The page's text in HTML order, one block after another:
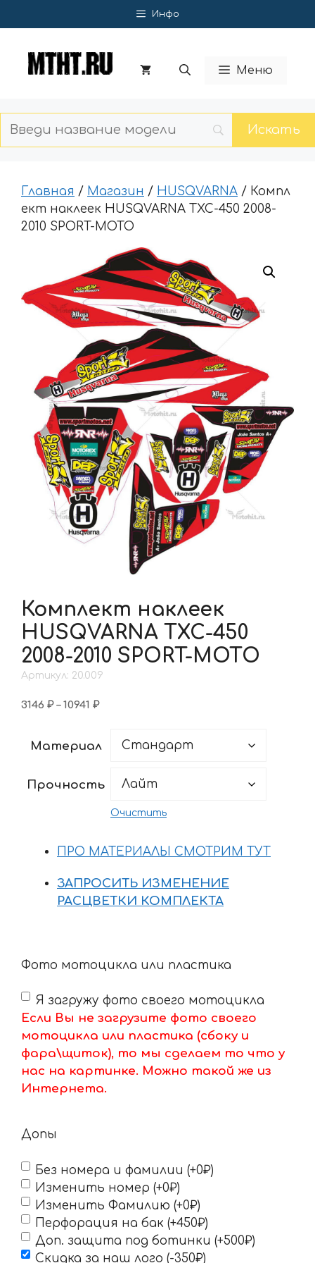
к
Инфо
Меню
Главная / Магазин / HUSQVARNA / Компл
ект наклеек HUSQVARNA TXC-450 2008-
2010 SPORT-MOTO
Комплект наклеек
HUSQVARNA TXC-450
2008-2010 SPORT-MOTO
Артикул: 20.009
3146 ₽ – 10941 ₽Диапазон
–
Материал
Прочность
Очистить
ПРО МАТЕРИАЛЫ СМОТРИМ ТУТ
ЗАПРОСИТЬ ИЗМЕНЕНИЕ
РАСЦВЕТКИ КОМПЛЕКТА
Фото мотоцикла или пластика
Я загружу фото своего мотоцикла
Если Вы не загрузите фото своего
мотоцикла или пластика (сбоку и
фара\щиток), то мы сделаем то что у
нас на картинке. Можно такой же из
Интернета.
Допы
Без номера и фамилии (+0₽)
Изменить номер (+0₽)
Изменить Фамилию (+0₽)
Перфорация на бак (+450₽)
Доп. защита под ботинки (+500₽)
Скидка за наш лого (-350₽)